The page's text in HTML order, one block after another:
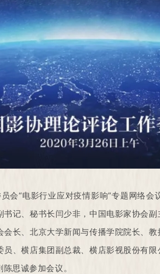
“电影行业应对疫情影响”专题网络
记、秘书长闫少非，中国电影家协会
长、北京大学新闻与传播学院院长、
、横店集团副总裁、横店影视股份有
思诚参加会议。